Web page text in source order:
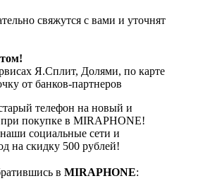
свяжутся с вами и уточнят
Я.Сплит, Долями, по карте
от банков-партнеров
телефон на новый и
при покупке в MIRAPHONE!
социальные сети и
на скидку 500 рублей!
в MIRAPHONE: